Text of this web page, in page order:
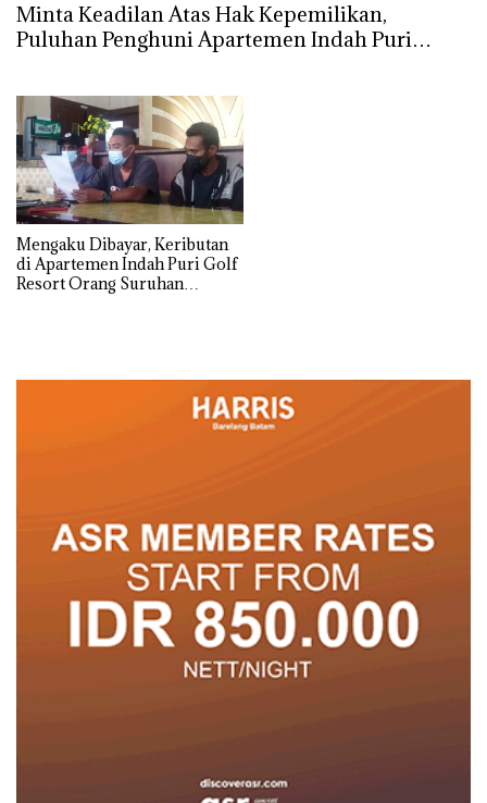
Minta Keadilan Atas Hak Kepemilikan,
Puluhan Penghuni Apartemen Indah Puri
Mengaku Dibayar, Keributan
di Apartemen Indah Puri Golf
Resort Orang Suruhan